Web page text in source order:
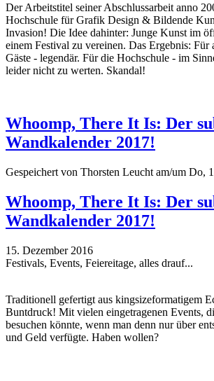
Der Arbeitstitel seiner Abschlussarbeit anno
Hochschule für Grafik Design & Bildende
Invasion! Die Idee dahinter: Junge Kunst im
einem Festival zu vereinen. Das Ergebnis: Für
Gäste - legendär. Für die Hochschule - im
leider nicht zu werten. Skandal!
Whoomp, There It Is: Der
Wandkalender 2017!
Gespeichert von Thorsten Leucht am/um Do,
Whoomp, There It Is: Der
Wandkalender 2017!
15. Dezember 2016
Festivals, Events, Feiereitage, alles drauf...
Traditionell gefertigt aus kingsizeformatigem
Buntdruck! Mit vielen eingetragenen Events,
besuchen könnte, wenn man denn nur über
und Geld verfügte. Haben wollen?